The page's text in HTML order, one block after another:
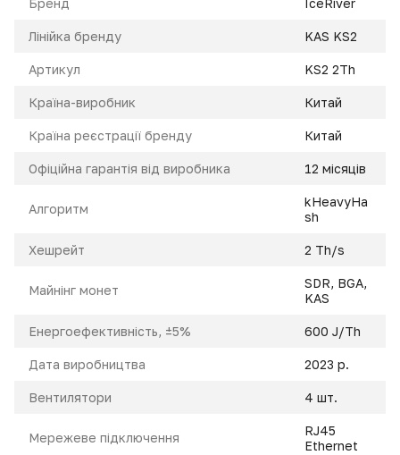
Бренд IceRiver
Лінійка бренду KAS KS2
Артикул KS2 2Th
Країна-виробник Китай
Країна реєстрації бренду Китай
Офіційна гарантія від виробника 12 місяців
Алгоритм
kHeavyHa
sh
Xешрейт 2 Th/s
Майнінг монет SDR, BGA,
KAS
Енeргоефективність, ±5% 600 J/Th
Дата виробництва 2023 р.
Вентилятори 4 шт.
Мережеве підключення
RJ45
Ethernet